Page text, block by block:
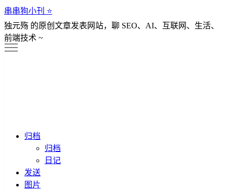
串串狗小刊 ⭐️
独元殇 的原创文章发表网站，聊 SEO、AI、互联网、生活、
前端技术 ~
归档
归档
日记
发送
图片